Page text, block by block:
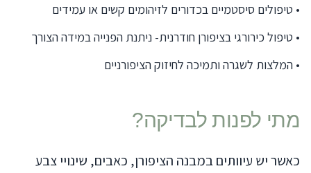
• טיפולים סיסטמיים בכדורים לזיהומים קשים או עמידים
• טיפול כירורגי בציפורן חודרנית- ניתנת הפנייה במידה הצורך
• המלצות לשגרה ותמיכה לחיזוק הציפורניים
מתי לפנות לבדיקה?
כאשר יש עיוותים במבנה הציפורן, כאבים, שינויי צבע